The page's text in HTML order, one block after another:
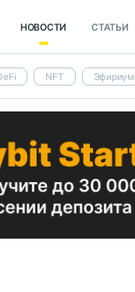
НОВОСТИ СТАТЬИ
NFT Эфириум